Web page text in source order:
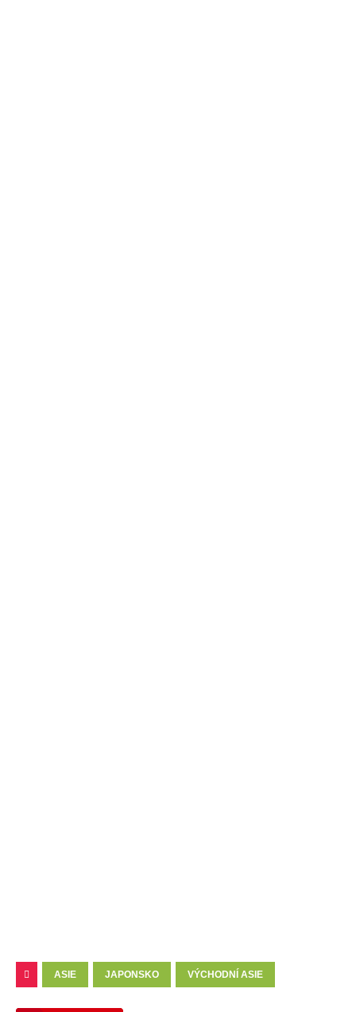
ASIE JAPONSKO VÝCHODNÍ ASIE